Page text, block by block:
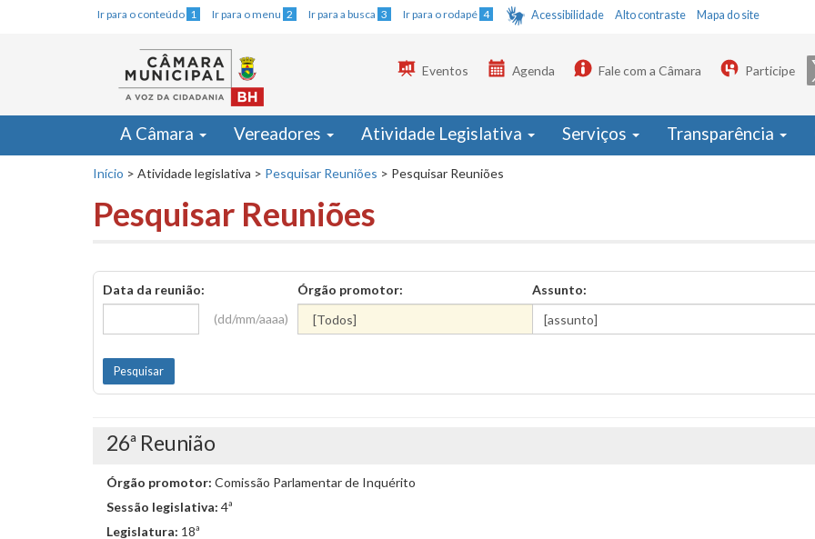
Ir para o conteúdo 1 Ir para o menu 2 Ir para a busca 3 Ir para o rodapé 4 Acessibilidade Alto contraste Mapa do site
Eventos Agenda Fale com a Câmara Participe
A Câmara Vereadores Atividade Legislativa Serviços Transparência
Início > Atividade legislativa > Pesquisar Reuniões > Pesquisar Reuniões
Pesquisar Reuniões
Data da reunião:
(dd/mm/aaaa)
Órgão promotor: Assunto:
26ª Reunião
Órgão promotor: Comissão Parlamentar de Inquérito
Sessão legislativa: 4ª
Legislatura: 18ª